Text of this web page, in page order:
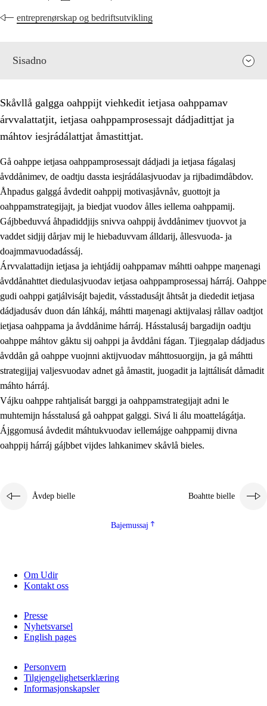
entreprenørskap og bedriftsutvikling
Sisadno
Prinsihpa oahppama, åvddånahttema ja ávddama hárráj
2.1 Sosiála oahppam ja åvddånibme
2.2 Máhtudahka fágáj hárráj
2.3 Vuodulasj tjehpudagá
Oahppat oahppat
Doaresfágalasj tiemá
Skåvllå galgga oahppijt viehkedit ietjasa oahppamav
árvvalattatjit, ietjasa oahppamprosessajt dádjadittjat ja
máhtov iesjrádálattjat åmastittjat.
Gå oahppe ietjasa oahppamprosessajt dádjadi ja ietjasa fágalasj
åvddånimev, de oadtju dassta iesjrádálasjvuodav ja rijbadimdåbdov.
Åhpadus galggá åvdedit oahppij motivasjåvnåv, guottojt ja
oahppamstrategijajt, ja biedjat vuodov ålles iellema oahppamij.
Gájbbeduvvá åhpadiddjijs snivva oahppij åvddånimev tjuovvot ja
vaddet sidjij dårjav mij le hiebaduvvam álldarij, ållesvuoda- ja
doajmmavuodadássáj.
Árvvalattadijn ietjasa ja iehtjádij oahppamav máhtti oahppe maŋenagi
åvddånahttet diedulasjvuodav ietjasa oahppamprosessaj hárráj. Oahppe
gudi oahppi gatjálvisájt bajedit, vásstadusájt åhtsåt ja diededit ietjasa
dádjadusáv duon dán láhkáj, máhtti maŋenagi aktijvalasj rållav oadtjot
ietjasa oahppama ja åvddånime hárráj. Hásstalusáj bargadijn oadtju
oahppe máhtov gåktu sij oahppi ja åvddåni fágan. Tjiegŋalap dádjadus
åvddån gå oahppe vuojnni aktijvuodav máhttosuorgijn, ja gå máhtti
strategijjaj valjesvuodav adnet gå åmastit, juogadit ja lajttálisát dåmadit
máhto hárráj.
Vájku oahppe rahtjalisát barggi ja oahppamstrategijajt adni le
muhtemijn hásstalusá gå oahppat galggi. Sivá li álu moattelágátja.
Ájggomusá åvdedit máhtukvuodav iellemájge oahppamij divna
oahppij hárráj gájbbet vijdes lahkanimev skåvlå bieles.
Åvdep bielle Boahtte bielle
Bajemussaj
Om Udir
Kontakt oss
Presse
Nyhetsvarsel
English pages
Personvern
Tilgjengelighetserklæring
Informasjonskapsler